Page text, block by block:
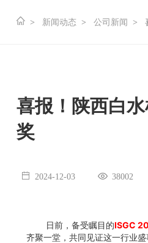
新闻动态 公司新闻
喜报！陕西白
奖
2024-12-03 38002
日前，备受瞩目的ISGC
齐聚一堂，共同见证这一行业